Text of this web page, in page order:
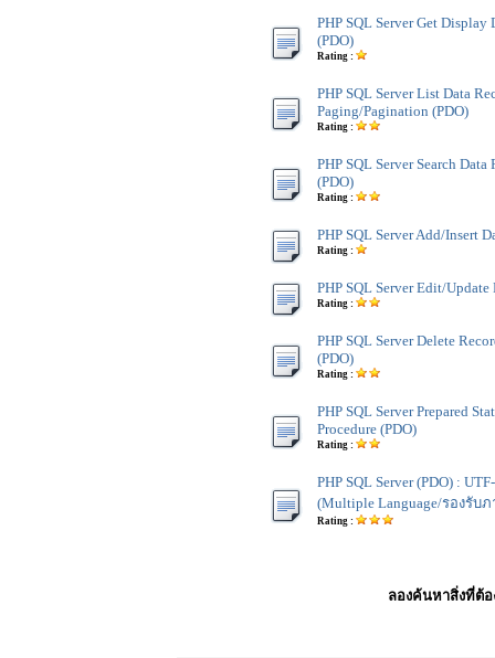
PHP SQL Server Get Display
(PDO)
Rating :
PHP SQL Server List Data
Paging/Pagination (PDO)
Rating :
PHP SQL Server Search
(PDO)
Rating :
PHP SQL Server Add/Insert
Rating :
PHP SQL Server Edit/Update
Rating :
PHP SQL Server Delete
(PDO)
Rating :
PHP SQL Server Prepared
Procedure (PDO)
Rating :
PHP SQL Server (PDO) :
(Multiple Language/รองรับ
Rating :
ลองค้นหาสิ่งที่ต้อ